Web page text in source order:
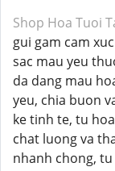
Shop Hoa Tuoi
gui gam cam
sac mau yeu
da dang mau
yeu, chia buon
ke tinh te, tu
chat luong va
nhanh chong,